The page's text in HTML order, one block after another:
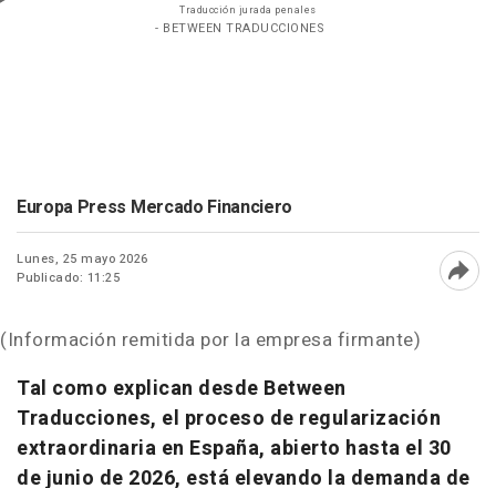
Traducción jurada penales
- BETWEEN TRADUCCIONES
Europa Press Mercado Financiero
Lunes, 25 mayo 2026
Publicado: 11:25
(Información remitida por la empresa firmante)
Tal como explican desde Between
Traducciones, el proceso de regularización
extraordinaria en España, abierto hasta el 30
de junio de 2026, está elevando la demanda de